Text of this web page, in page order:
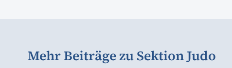
Mehr Beiträge zu Sektion Judo